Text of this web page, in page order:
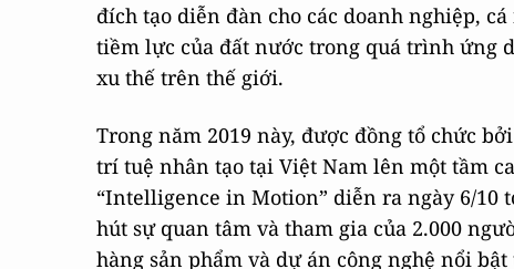
đích tạo diễn đàn cho các doanh nghiệp,
tiềm lực của đất nước trong quá trình ứng
xu thế trên thế giới.
Trong năm 2019 này, được đồng tổ chức
trí tuệ nhân tạo tại Việt Nam lên một tầm
“Intelligence in Motion” diễn ra ngày 6/
hút sự quan tâm và tham gia của 2.000
hàng sản phẩm và dự án công nghệ nổi